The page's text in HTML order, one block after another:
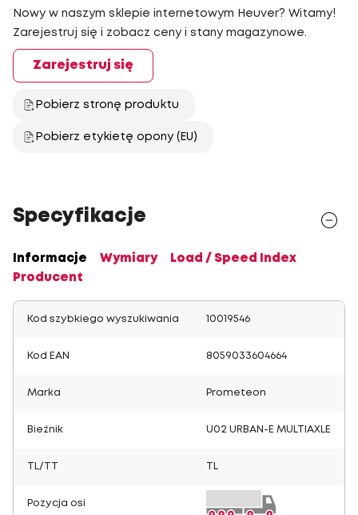
Nowy w naszym sklepie internetowym Heuver? Witamy!
Zarejestruj się i zobacz ceny i stany magazynowe.
Zarejestruj się
Pobierz stronę produktu
Pobierz etykietę opony (EU)
Specyfikacje
Informacje Wymiary
Load / Speed Index
Producent
Kod szybkiego wyszukiwania 10019546
Kod EAN 8059033604664
Marka Prometeon
Bieżnik U02 URBAN-E MULTIAXLE
TL/TT
Pozycja osi